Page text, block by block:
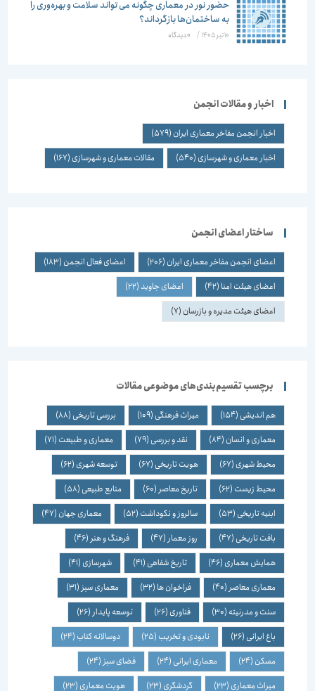
حضور نور در معماری چگونه می تواند سلامت و بهره‌وری را
به ساختمان‌ها بازگرداند؟
10 تیر 1405 / ۰ دیدگاه
اخبار و مقالات انجمن
اخبار انجمن مفاخر معماری ایران(579)
اخبار معماری و شهرسازی(540) مقالات معماری و شهرسازی(167)
ساختار اعضای انجمن
اعضای انجمن مفاخر معماری ایران(206) اعضای فعال انجمن(183)
اعضای هیئت امنا (42) اعضای جاوید(22)
اعضای هیئت مدیره و بازرسان(7)
برچسب تقسیم‌بندی‌های موضوعی مقالات
هم اندیشی(154) میراث فرهنگی(109) بررسی تاریخی(88)
معماری و انسان(84) نقد و بررسی(79) معماری و طبیعت(71)
محیط شهری(67) هویت تاریخی(67) توسعه شهری(62)
محیط زیست(62) تاریخ معاصر(60) منابع طبیعی(58)
ابنیه تاریخی(53) سالروز و نکوداشت(52) معماری جهان(47)
بافت تاریخی(47) روز معمار(47) فرهنگ و هنر(46)
همایش معماری(46) تاریخ شفاهی(41) شهرسازی(41)
معماری معاصر(40) فراخوان ها(32) معماری سبز(31)
سنت و مدرنیته(30) فناوری(26) توسعه پایدار(26)
باغ ایرانی(26) نابودی و تخریب(25) دوسالانه کتاب(24)
مسکن(24) معماری ایرانی(24) فضای سبز(24)
میراث معماری(23) گردشگری(23) هویت معماری(23)